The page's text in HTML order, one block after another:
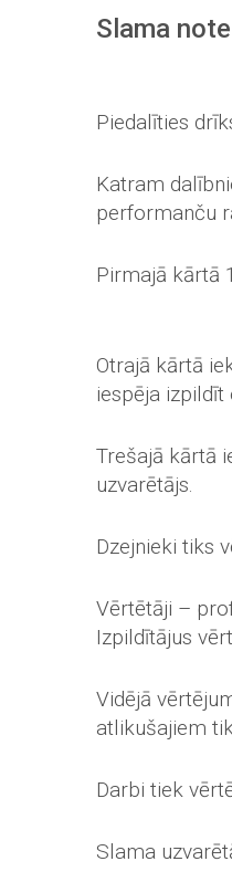
Slama
Piedalīties
Katram
performanču
Pirmajā kārtā
Otrajā kārtā
iespēja izpildīt
Trešajā kārtā
uzvarētājs.
Dzejnieki tiks
Vērtētāji –
Izpildītājus
Vidējā
atlikušajiem
Darbi tiek
Slama